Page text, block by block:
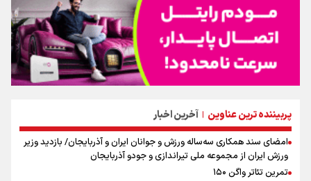
پربیننده ترین عناوین | آخرین اخبار
امضای سند همکاری سه‌ساله ورزش و جوانان ایران و آذربایجان/ بازدید وزیر
ورزش ایران از مجموعه ملی تیراندازی و جودو آذربایجان
تمرین تئاتر واگن ۱۵۰